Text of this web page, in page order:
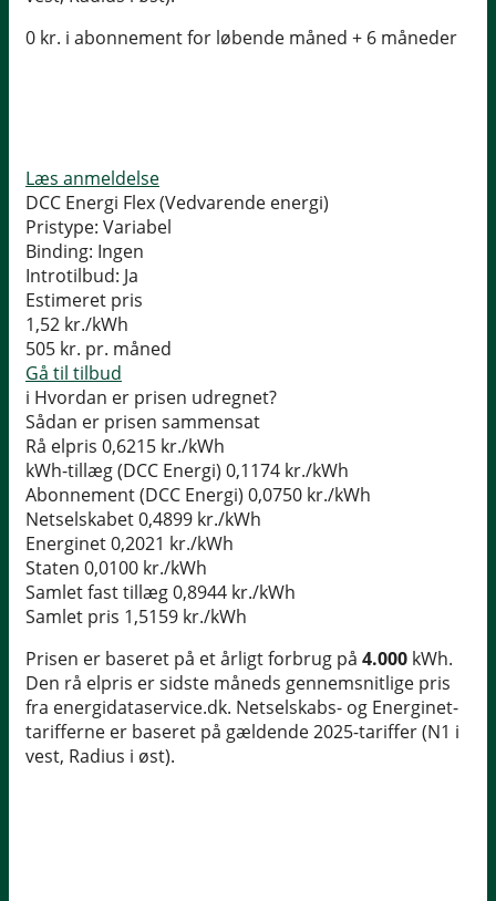
0 kr. i abonnement for løbende måned + 6 måneder
Læs anmeldelse
DCC Energi Flex (Vedvarende energi)
Pristype: Variabel
Binding: Ingen
Introtilbud: Ja
Estimeret pris
1,52 kr./kWh
505 kr. pr. måned
Gå til tilbud
i Hvordan er prisen udregnet?
Sådan er prisen sammensat
Rå elpris 0,6215 kr./kWh
kWh-tillæg (DCC Energi) 0,1174 kr./kWh
Abonnement (DCC Energi) 0,0750 kr./kWh
Netselskabet0,4899 kr./kWh
Energinet0,2021 kr./kWh
Staten 0,0100 kr./kWh
Samlet fast tillæg0,8944 kr./kWh
Samlet pris 1,5159 kr./kWh
Prisen er baseret på et årligt forbrug på 4.000 kWh.
Den rå elpris er sidste måneds gennemsnitlige pris
fra energidataservice.dk. Netselskabs- og Energinet-
tarifferne er baseret på gældende 2025-tariffer (N1 i
vest, Radius i øst).